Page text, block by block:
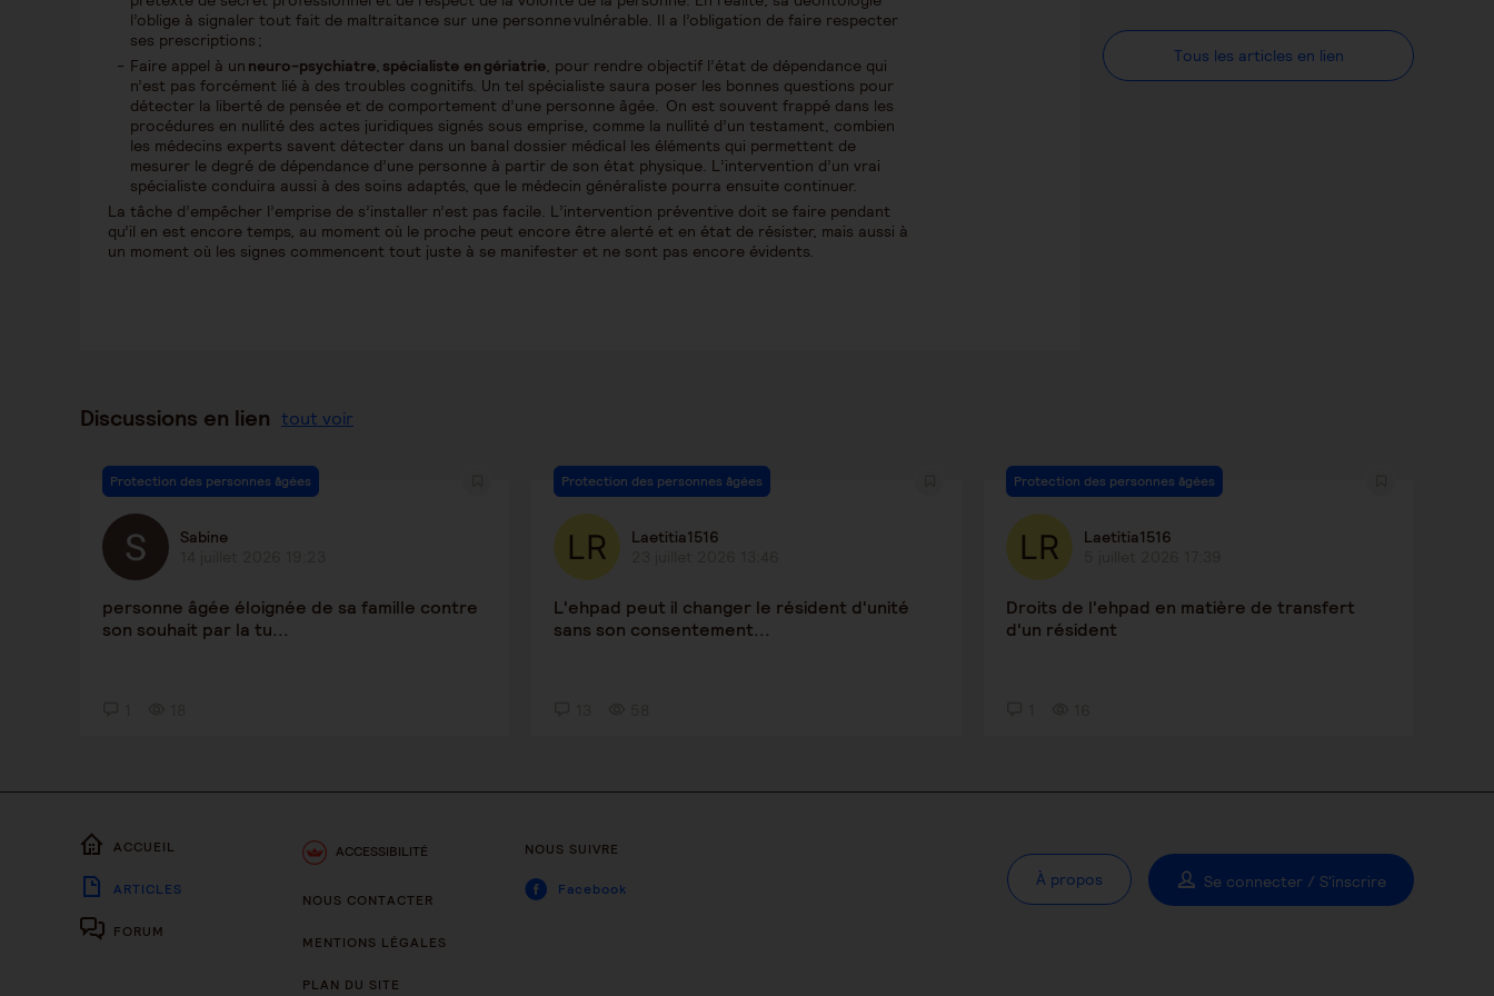
l’oblige à signaler tout fait de maltraitance sur une personne vulnérable. Il a l’obligation de faire respecter
ses prescriptions ;
Faire appel à un neuro-psychiatre, spécialiste engériatrie, pour rendre objectif l’état de dépendance qui
n’est pas forcément lié à des troubles cognitifs. Un tel spécialiste saura poser les bonnes questions pour
détecter la liberté de pensée et de comportement d’une personne âgée. On est souvent frappé dans les
procédures en nullité des actes juridiques signés sous emprise, comme la nullité d’un testament, combien
les médecins experts savent détecter dans un banal dossier médical les éléments qui permettent de
mesurer le degré de dépendance d’une personne à partir de son état physique. L’intervention d’un vrai
spécialiste conduira aussi à des soins adaptés, que le médecin généraliste pourra ensuite continuer.
La tâche d’empêcher l’emprise de s’installer n’est pas facile. L’intervention préventive doit se faire pendant
qu’il en est encore temps, au moment où le proche peut encore être alerté et en état de résister, mais aussi à
un moment où les signes commencent tout juste à se manifester et ne sont pas encore évidents.
Tous les articles en lien
Discussions en lien tout voir
Protection des personnes âgées
Sabine
personne âgée éloignée de sa famille contre
son souhait par la tu...
Protection des personnes âgées
Laetitia1516
L'ehpad peut il changer le résident d'unité
sans son consentement...
Protection des personnes âgées
Laetitia1516
Droits de l'ehpad en matière de transfert
d'un résident
ACCUEIL
ARTICLES
FORUM
ACCESSIBILITÉ
NOUS CONTACTER
MENTIONS LÉGALES
PLAN DU SITE
NOUS SUIVRE
Facebook À propos Se connecter / S'inscrire